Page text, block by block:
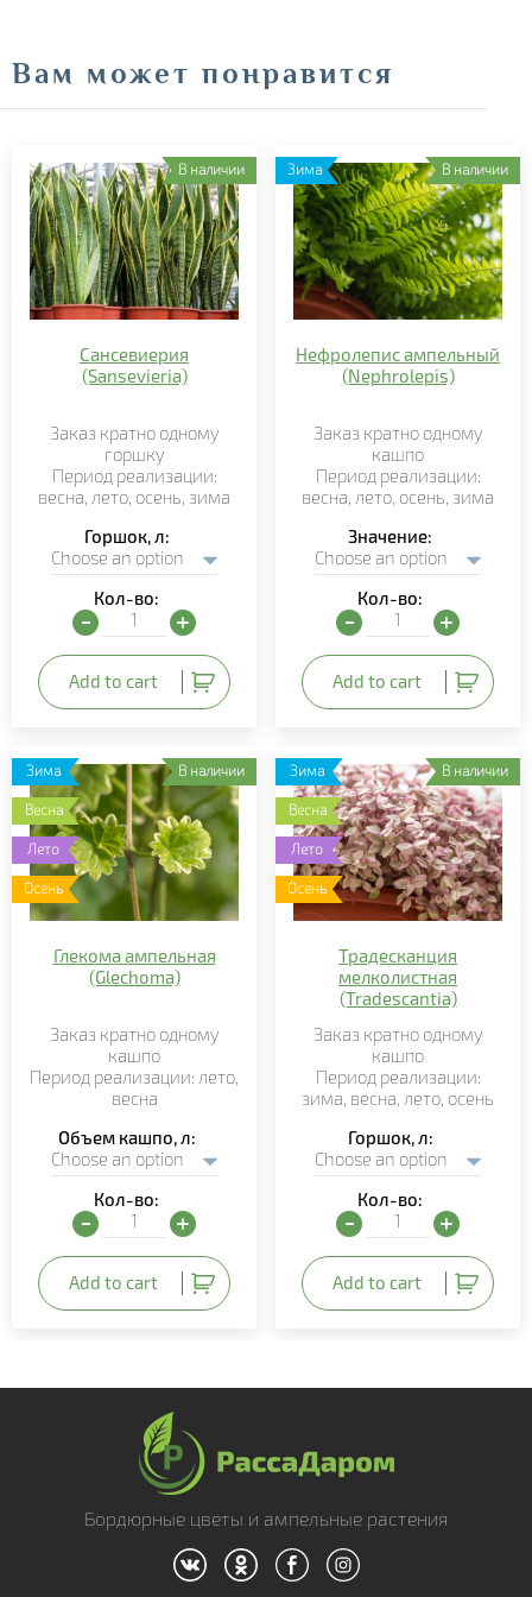
Вам может понравится
В наличии
Сансевиерия
(Sansevieria)
Заказ кратно одному
горшку
Период реализации:
весна, лето, осень, зима
Горшок, л
Кол-во:
Сансевиерия (Sansevieria) quantity
Add to cart
В наличии
Зима
Нефролепис ампельный
(Nephrolepis)
Заказ кратно одному
кашпо
Период реализации:
весна, лето, осень, зима
Значение
Кол-во:
Нефролепис
Add to cart
В наличии
Зима
Весна
Лето
Осень
Глекома ампельная
(Glechoma)
Заказ кратно одному
кашпо
Период реализации: лето,
весна
Объем кашпо, л
Кол-во:
Глекома ампельная (Glechoma) quantity
Add to cart
В наличии
Зима
Весна
Лето
Осень
Традесканция
мелколистная
(Tradescantia)
Заказ кратно одному
кашпо
Период реализации:
зима, весна, лето, осень
Горшок, л
Кол-во:
Традесканция
Add to cart
Бордюрные цветы и ампельные растения